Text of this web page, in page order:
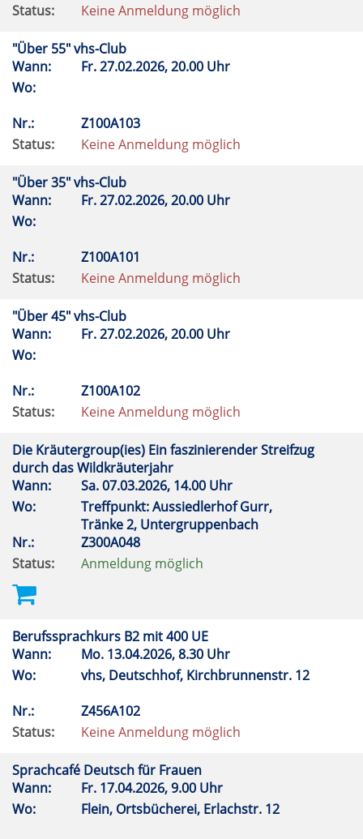
Status:
Keine Anmeldung möglich
"Über 55" vhs-Club
Wann:
Fr.27.02.2026, 20.00 Uhr
Wo:
Nr.:
Z100A103
Status:
Keine Anmeldung möglich
"Über 35" vhs-Club
Wann:
Fr.27.02.2026, 20.00 Uhr
Wo:
Nr.:
Z100A101
Status:
Keine Anmeldung möglich
"Über 45" vhs-Club
Wann:
Fr.27.02.2026, 20.00 Uhr
Wo:
Nr.:
Z100A102
Status:
Keine Anmeldung möglich
Die Kräutergroup(ies) Ein faszinierender Streifzug
durch das Wildkräuterjahr
Wann:
Sa.07.03.2026, 14.00 Uhr
Wo:
Treffpunkt: Aussiedlerhof Gurr,
Tränke 2, Untergruppenbach
Nr.:
Z300A048
Status:
Anmeldung möglich
Berufssprachkurs B2 mit 400 UE
Wann:
Mo. 13.04.2026, 8.30 Uhr
Wo:
vhs, Deutschhof, Kirchbrunnenstr. 12
Nr.:
Z456A102
Status:
Keine Anmeldung möglich
Sprachcafé Deutsch für Frauen
Wann:
Fr. 17.04.2026, 9.00 Uhr
Wo:
Flein, Ortsbücherei, Erlachstr. 12